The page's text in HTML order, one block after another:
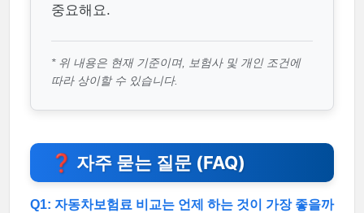
중요해요.
* 위 내용은 현재 기준이며, 보험사 및 개인 조건에
따라 상이할 수 있습니다.
❓ 자주 묻는 질문 (FAQ)
Q1: 자동차보험료 비교는 언제 하는 것이 가장 좋을까